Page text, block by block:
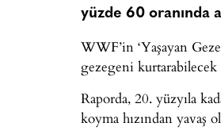
yüzde 60 oranında
WWF’in ‘Yaşayan
gezegeni
Raporda, 20. yüzyıla
koyma hızından yavaş